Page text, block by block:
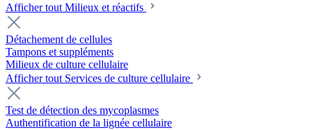
Afficher tout Milieux et réactifs
Détachement de cellules
Tampons et suppléments
Milieux de culture cellulaire
Afficher tout Services de culture cellulaire
Test de détection des mycoplasmes
Authentification de la lignée cellulaire